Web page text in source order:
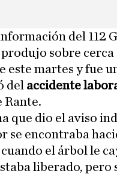
del 112
produjo sobre cerca
este martes y fue
del accidente
Rante.
que dio el aviso
se encontraba
cuando el árbol le
liberado, pero